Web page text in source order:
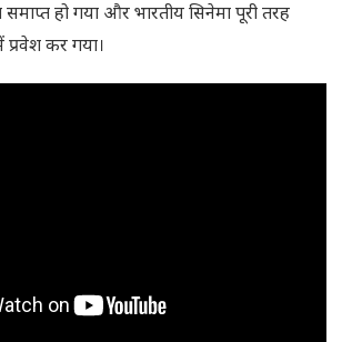
हो गया और भारतीय सिनेमा पूरी तरह
कर गया।